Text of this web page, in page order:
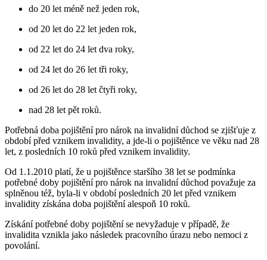
do 20 let méně než jeden rok,
od 20 let do 22 let jeden rok,
od 22 let do 24 let dva roky,
od 24 let do 26 let tři roky,
od 26 let do 28 let čtyři roky,
nad 28 let pět roků.
Potřebná doba pojištění pro nárok na invalidní důchod se zjišťuje z
období před vznikem invalidity, a jde-li o pojištěnce ve věku nad 28
let, z posledních 10 roků před vznikem invalidity.
Od 1.1.2010 platí, že u pojištěnce staršího 38 let se podmínka
potřebné doby pojištění pro nárok na invalidní důchod považuje za
splněnou též, byla-li v období posledních 20 let před vznikem
invalidity získána doba pojištění alespoň 10 roků.
Získání potřebné doby pojištění se nevyžaduje v případě, že
invalidita vznikla jako následek pracovního úrazu nebo nemoci z
povolání.